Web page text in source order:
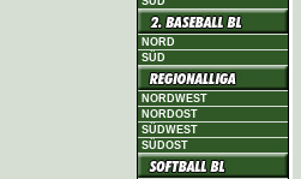
NORD
SÜD
NORDWEST
NORDOST
SÜDWEST
SÜDOST